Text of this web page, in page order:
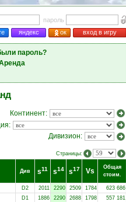
пароль
яндекс ок вход в игру
пароль?
Континент:
Дивизион:
Страницы:
Див s11 s14 s17 Vs
Общая
стоим.
D2 2011 2290 2509 1784
623 686
D1 1886 2290 2688 1798
557 181